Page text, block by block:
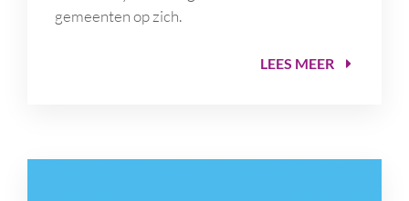
gemeenten op zich.
LEES MEER